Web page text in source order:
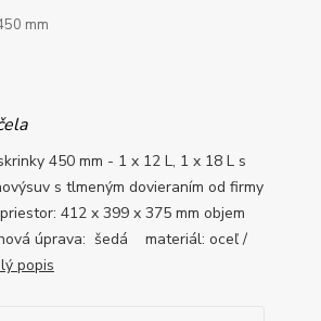
mm
450 mm - 1 x 12 L, 1 x 18 L s
s tlmeným dovieraním od firmy
412 x 399 x 375 mm objem
úprava: šedá materiál: oceľ /
popis